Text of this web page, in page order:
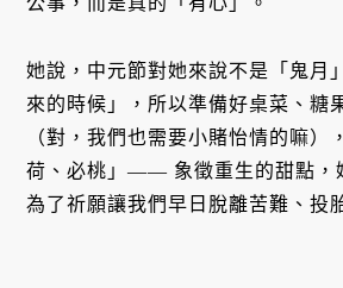
她說，中元節對她來說不是「鬼月
來的時候」，所以準備好桌菜、糖
（對，我們也需要小賭怡情的嘛）
荷、必桃」—— 象徵重生的甜點，
為了祈願讓我們早日脫離苦難、投